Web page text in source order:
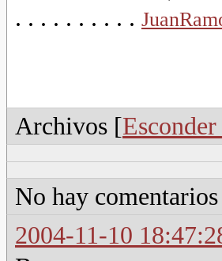
. . . . . . . . . .
Archivos [
No hay
2004-11-10